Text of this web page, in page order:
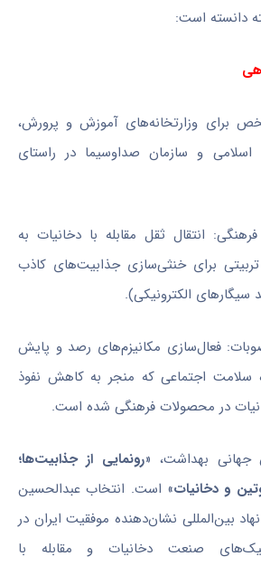
دانسته است:
برای وزارتخانه‌های آموزش و پرورش،
اسلامی و سازمان صداوسیما در راستای
انتقال ثقل مقابله با دخانیات به
برای خنثی‌سازی جذابیت‌های کاذب
سیگارهای الکترونیکی).
فعال‌سازی مکانیزم‌های رصد و پایش
سلامت اجتماعی که منجر به کاهش نفوذ
در محصولات فرهنگی شده است.
رونمایی از جذابیت‌ها؛
و دخانیات» است. انتخاب عبدالحسین
بین‌المللی نشان‌دهنده موفقیت ایران در
صنعت دخانیات و مقابله با